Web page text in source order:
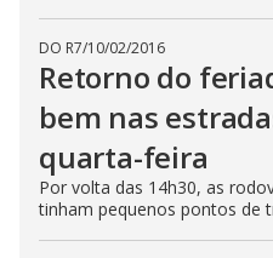
DO R7/10/02/2016
Retorno do
bem nas
quarta-feira
Por volta das 14h30, as
tinham pequenos pontos de